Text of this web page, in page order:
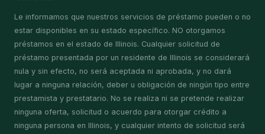
Le informamos que nuestros servicios de préstamo pueden o no
estar disponibles en su estado específico. NO otorgamos
préstamos en el estado de Illinois. Cualquier solicitud de
préstamo presentada por un residente de Illinois se considerará
nula y sin efecto, no será aceptada ni aprobada, y no dará
lugar a ninguna relación, deber u obligación de ningún tipo entre
prestamista y prestatario. No se realiza ni se pretende realizar
ninguna oferta, solicitud o acuerdo para otorgar crédito a
ninguna persona en Illinois, y cualquier intento de solicitud será